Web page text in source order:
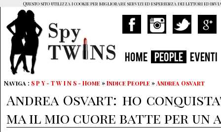
HOME PEOPLE EVENTI
Naviga : S P Y - T W I N S - Home »Indice People »Andrea Osvart
Andrea Osvart: ho
ma il mio cuore batte per
Questo sito utilizza i cookie per migliorare servizi ed esperienza dei lettori ed